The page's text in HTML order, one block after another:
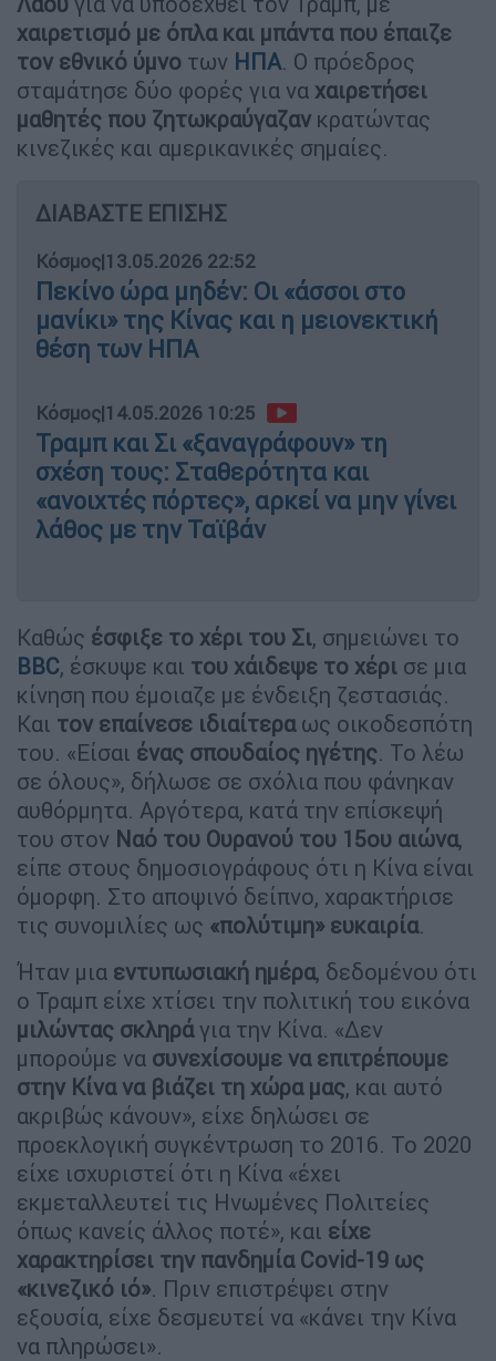
χαιρετισμό με όπλα και μπάντα που έπαιζε
τον εθνικό ύμνο των ΗΠΑ. Ο πρόεδρος
σταμάτησε δύο φορές για να χαιρετήσει
μαθητές που ζητωκραύγαζαν κρατώντας
κινεζικές και αμερικανικές σημαίες.
ΔΙΑΒΑΣΤΕ ΕΠΙΣΗΣ
Κόσμος|13.05.2026 22:52
Πεκίνο ώρα μηδέν: Οι «άσσοι στο
μανίκι» της Κίνας και η μειονεκτική
θέση των ΗΠΑ
Κόσμος|14.05.2026 10:25
Τραμπ και Σι «ξαναγράφουν» τη
σχέση τους: Σταθερότητα και
«ανοιχτές πόρτες», αρκεί να μην γίνει
λάθος με την Ταϊβάν
Καθώς έσφιξε το χέρι του Σι, σημειώνει το
BBC, έσκυψε και του χάιδεψε το χέρι σε μια
κίνηση που έμοιαζε με ένδειξη ζεστασιάς.
Και τον επαίνεσε ιδιαίτεραως οικοδεσπότη
του. «Είσαι ένας σπουδαίος ηγέτης. Το λέω
σε όλους», δήλωσε σε σχόλια που φάνηκαν
αυθόρμητα. Αργότερα, κατά την επίσκεψή
του στον Ναό του Ουρανού του 15ου αιώνα,
είπε στους δημοσιογράφους ότι η Κίνα είναι
όμορφη. Στο αποψινό δείπνο, χαρακτήρισε
τις συνομιλίες ως «πολύτιμη» ευκαιρία.
Ήταν μια εντυπωσιακή ημέρα, δεδομένου ότι
ο Τραμπ είχε χτίσει την πολιτική του εικόνα
μιλώντας σκληράγια την Κίνα. «Δεν
μπορούμε να συνεχίσουμε να επιτρέπουμε
στην Κίνα να βιάζει τη χώρα μας, και αυτό
ακριβώς κάνουν», είχε δηλώσει σε
προεκλογική συγκέντρωση το 2016. Το 2020
είχε ισχυριστεί ότι η Κίνα «έχει
εκμεταλλευτεί τις Ηνωμένες Πολιτείες
όπως κανείς άλλος ποτέ», και είχε
χαρακτηρίσει την πανδημία Covid-19 ως
«κινεζικό ιό». Πριν επιστρέψει στην
εξουσία, είχε δεσμευτεί να «κάνει την Κίνα
να πληρώσει».